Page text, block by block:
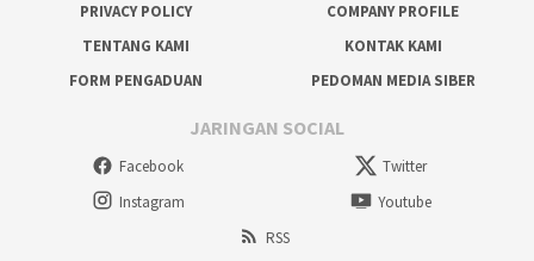
PRIVACY POLICY
COMPANY PROFILE
TENTANG KAMI
KONTAK KAMI
FORM PENGADUAN
PEDOMAN MEDIA SIBER
JARINGAN SOCIAL
Facebook
Twitter
Instagram
Youtube
RSS